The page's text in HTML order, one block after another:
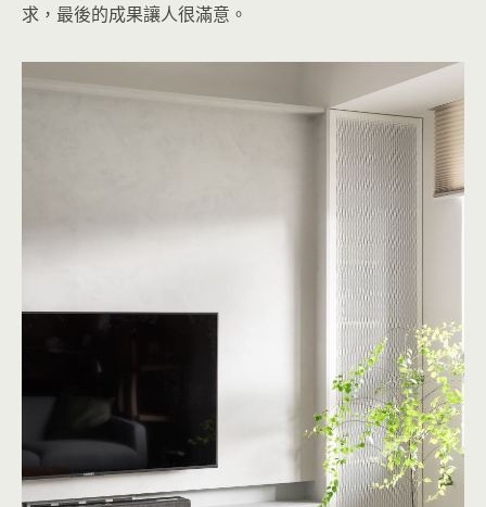
求，最後的成果讓人很滿意。